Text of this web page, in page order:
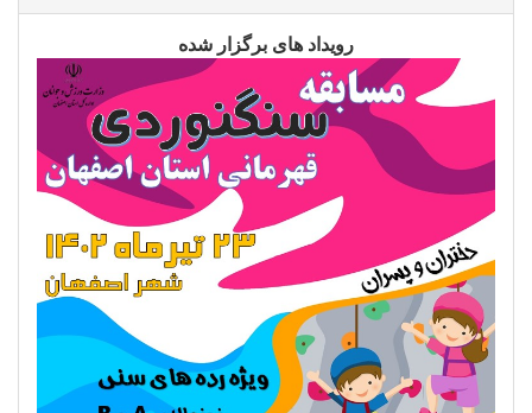
رویداد های برگزار شده